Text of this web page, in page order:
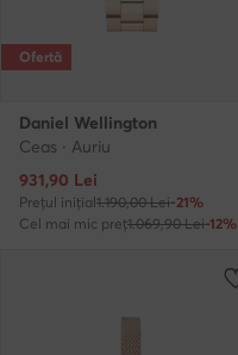
Ofertă
Daniel Wellington
Ceas · Auriu
Prețul actual
931,90 Lei
Prețul inițial1.190,00 Lei-21%
Cel mai mic preț1.069,90 Lei-12%